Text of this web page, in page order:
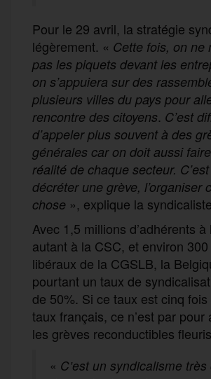
Pour le 29 avril, la stratégie
légèrement. « Cette fois, on ne
pas les piquets devant les
on s’appuiera sur des
plusieurs villes du pays pour
rencontre des citoyens. C’est
d’appeler plus souvent à des
générales car on doit aussi
réalité de chaque secteur.
décréter une grève, l’organiser
chose », explique la
Avec 1,5 millions d’adhérents à
autant à la CSC, et environ
libéraux de la CGSLB, la
pourtant un taux de
de 50%. Si ce taux est cinq
taux français, ce n’est par pour
les grèves reconductibles
« C’est un syndicalisme